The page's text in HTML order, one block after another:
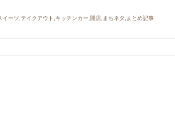
イーツ,テイクアウト,キッチンカー,開店,まちネタ,まとめ記事